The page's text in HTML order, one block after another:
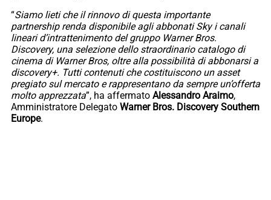
“Siamo lieti che il rinnovo di questa importante
partnership renda disponibile agli abbonati Sky i canali
lineari d’intrattenimento del gruppo Warner Bros.
Discovery, una selezione dello straordinario catalogo di
cinema di Warner Bros, oltre alla possibilità di abbonarsi a
discovery+. Tutti contenuti che costituiscono un asset
pregiato sul mercato e rappresentano da sempre un’offerta
molto apprezzata”, ha affermato Alessandro Araimo,
Amministratore Delegato Warner Bros. Discovery Southern
Europe.